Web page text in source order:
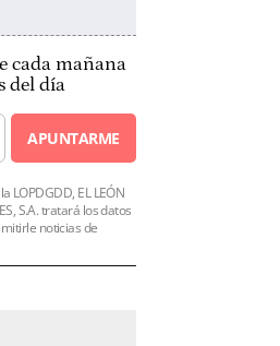
cada mañana
del día
APUNTARME
LOPDGDD, EL LEÓN
S.A. tratará los datos
noticias de